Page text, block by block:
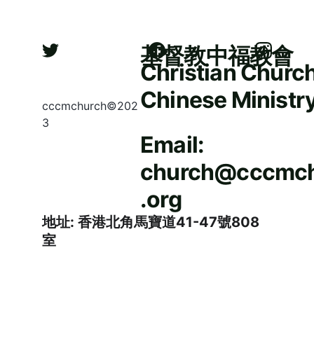
cccmchurch©202
3
Christian
Chinese
基督教中福教會
Email:
.org
地址: 香港北角馬寶道41-47號808
室